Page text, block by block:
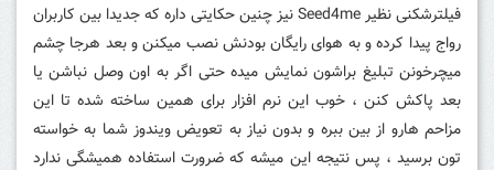
فیلترشکنی نظیر Seed4me نیز چنین حکایتی داره که جدیدا بین کاربران
رواج پیدا کرده و به هوای رایگان بودنش نصب میکنن و بعد هرجا چشم
میچرخونن تبلیغ براشون نمایش میده حتی اگر به اون وصل نباشن یا
بعد پاکش کنن ، خوب این نرم افزار برای همین ساخته شده تا این
مزاحم هارو از بین ببره و بدون نیاز به تعویض ویندوز شما به خواسته
تون برسید ، پس نتیجه این میشه که ضرورت استفاده همیشگی ندارد